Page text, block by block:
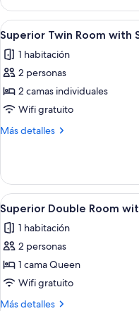
Double
room
Abrir
todas
las
fotos
de
Superior
Twin
Sauna
5
Superior Twin Room with
1 habitación
2 personas
2 camas individuales
Wifi gratuito
Más detalles
Más
Twin
Room
with
Sauna
Abrir
todas
las
fotos
de
Superior
Double
6
Superior Double Room
1 habitación
2 personas
1 cama Queen
Wifi gratuito
Más detalles
Más